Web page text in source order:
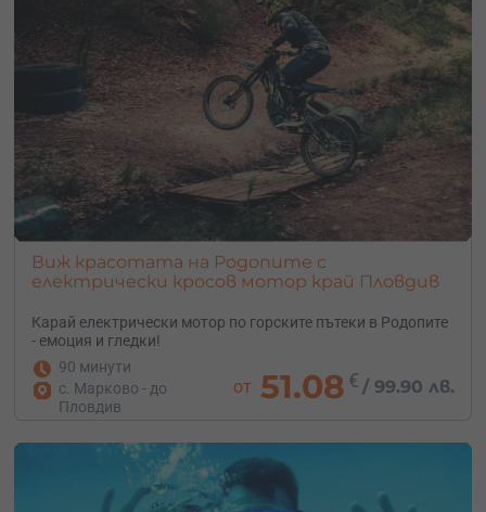
Виж красотата на Родопите с
електрически кросов мотор край Пловдив
Карай електрически мотор по горските пътеки в Родопите
- емоция и гледки!
90 минути
с. Марково - до
Пловдив
от 51.08 € /99.90 лв.